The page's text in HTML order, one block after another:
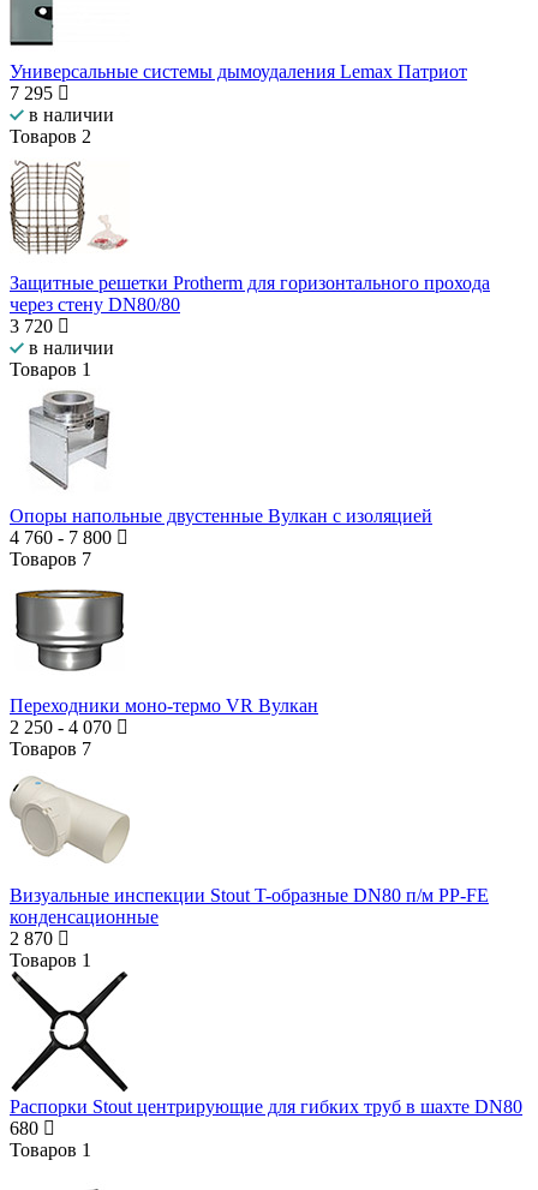
Универсальные системы дымоудаления Lemax Патриот
7 295
в наличии
Товаров 2
Защитные решетки Protherm для горизонтального прохода
через стену DN80/80
3 720
в наличии
Товаров 1
Опоры напольные двустенные Вулкан с изоляцией
4 760 - 7 800
Товаров 7
Переходники моно-термо VR Вулкан
2 250 - 4 070
Товаров 7
Визуальные инспекции Stout T-образные DN80 п/м PP-FE
конденсационные
2 870
Товаров 1
Распорки Stout центрирующие для гибких труб в шахте DN80
680
Товаров 1